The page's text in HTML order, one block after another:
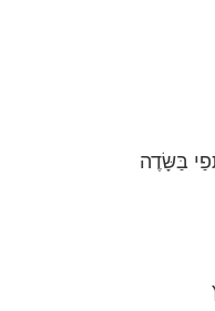
בַּשָּׂדֶה